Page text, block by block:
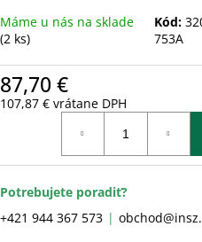
Máme u nás na sklade
(2 ks)
Kód:
753A
87,70 €
107,87 € vrátane DPH
Potrebujete poradiť?
+421 944 367 573